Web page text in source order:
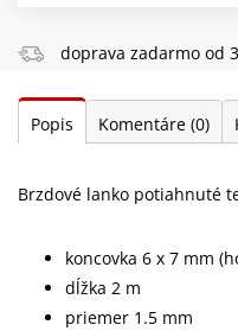
doprava zadarmo od
Popis Komentáre (0)
Brzdové lanko potiahnuté
koncovka 6 x 7 mm
dĺžka 2 m
priemer 1.5 mm